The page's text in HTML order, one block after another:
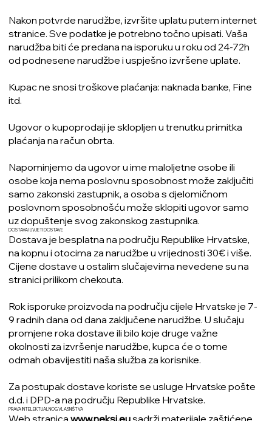
Nakon potvrde narudžbe, izvršite uplatu putem internet
stranice. Sve podatke je potrebno točno upisati. Vaša
narudžba biti će predana na isporuku u roku od 24-72h
od podnesene narudžbe i uspješno izvršene uplate.
Kupac ne snosi troškove plaćanja: naknada banke, Fine
itd.
Ugovor o kupoprodaji je sklopljen u trenutku primitka
plaćanja na račun obrta.
Napominjemo da ugovor u ime maloljetne osobe ili
osobe koja nema poslovnu sposobnost može zaključiti
samo zakonski zastupnik, a osoba s djelomičnom
poslovnom sposobnošću može sklopiti ugovor samo
uz dopuštenje svog zakonskog zastupnika.
DOSTAVA I UVJETI DOSTAVE
Dostava je besplatna na području Republike Hrvatske,
na kopnu i otocima za narudžbe u vrijednosti 30€ i više.
Cijene dostave u ostalim slučajevima nevedene su na
stranici prilikom chekouta.
Rok isporuke proizvoda na području cijele Hrvatske je 7-
9 radnih dana od dana zaključene narudžbe. U slučaju
promjene roka dostave ili bilo koje druge važne
okolnosti za izvršenje narudžbe, kupca će o tome
odmah obavijestiti naša služba za korisnike.
Za postupak dostave koriste se usluge Hrvatske pošte
d.d. i DPD-a na području Republike Hrvatske.
PRAVA INTELEKTUALNOG VLASNIŠTVA
Web stranicawww.neksi.eusadrži materijale zaštićene